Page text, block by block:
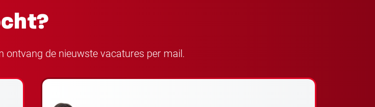
ontvang de nieuwste vacatures per mail.